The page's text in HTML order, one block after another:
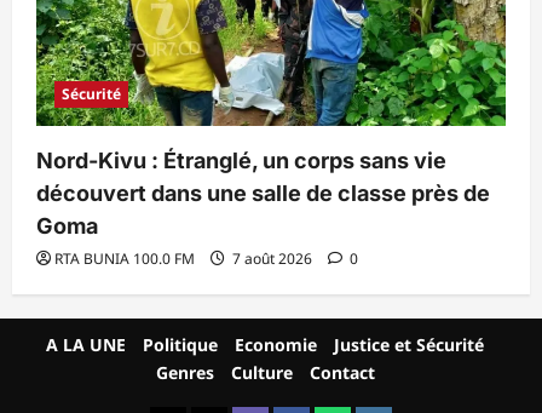
Sécurité
Nord-Kivu : Étranglé, un corps sans vie
découvert dans une salle de classe près de
Goma
RTA BUNIA 100.0 FM 7 août 2026 0
A LA UNE Politique Economie
Justice et Sécurité
Genres
Culture Contact